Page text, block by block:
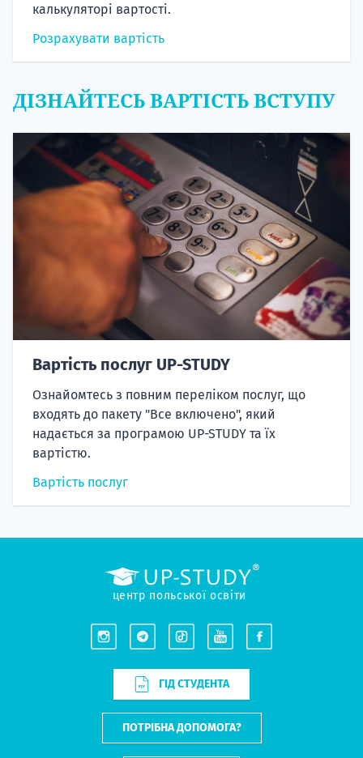
калькуляторі вартості.
Розрахувати вартість
ДІЗНАЙТЕСЬ ВАРТІСТЬ ВСТУПУ
Вартість послуг UP-STUDY
Ознайомтесь з повним переліком послуг, що
входять до пакету "Все включено", який
надається за програмою UP-STUDY та їх
вартістю.
Вартість послуг
центр польської освіти
ГІД СТУДЕНТА
ПОТРІБНА ДОПОМОГА?